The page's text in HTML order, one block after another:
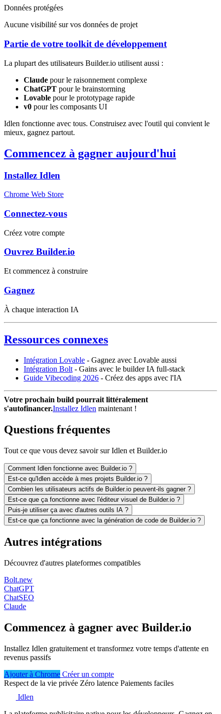
Données protégées
Aucune visibilité sur vos données de projet
Partie de votre toolkit de développement
La plupart des utilisateurs Builder.io utilisent aussi :
Claude pour le raisonnement complexe
ChatGPT pour le brainstorming
Lovable pour le prototypage rapide
v0 pour les composants UI
Idlen fonctionne avec tous. Construisez avec l'outil qui convient le
mieux, gagnez partout.
Commencez à gagner aujourd'hui
Installez Idlen
Chrome Web Store
Connectez-vous
Créez votre compte
Ouvrez Builder.io
Et commencez à construire
Gagnez
À chaque interaction IA
Ressources connexes
Intégration Lovable - Gagnez avec Lovable aussi
Intégration Bolt- Gains avec le builder IA full-stack
Guide Vibecoding 2026 - Créez des apps avec l'IA
Votre prochain build pourrait littéralement
s'autofinancer.Installez Idlen maintenant !
Questions fréquentes
Tout ce que vous devez savoir sur Idlen et Builder.io
Comment Idlen fonctionne avec Builder.io ?
Est-ce qu'Idlen accède à mes projets Builder.io ?
Combien les utilisateurs actifs de Builder.io peuvent-ils gagner ?
Est-ce que ça fonctionne avec l'éditeur visuel de Builder.io ?
Puis-je utiliser ça avec d'autres outils IA ?
Est-ce que ça fonctionne avec la génération de code de Builder.io ?
Autres intégrations
Découvrez d'autres plateformes compatibles
Bolt.new
ChatGPT
ChatSEO
Claude
Commencez à gagner avec Builder.io
Installez Idlen gratuitement et transformez votre temps d'attente en
revenus passifs
Ajouter à Chrome Créer un compte
Respect de la vie privée Zéro latence Paiements faciles
Idlen